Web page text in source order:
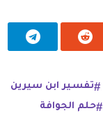
تفسير ابن سيرين
حلم الجوافة